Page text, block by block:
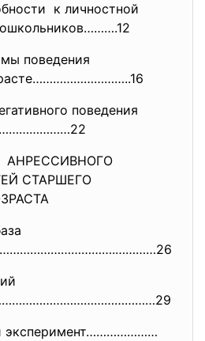
к личностной
поведения
..16
поведения
АНРЕССИВНОГО
СТАРШЕГО
…26
29
эксперимент…………………